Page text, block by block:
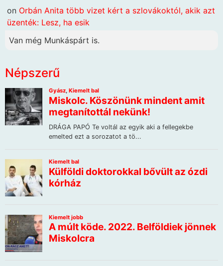
on Orbán Anita több vizet kért a szlovákoktól, akik azt
üzenték: Lesz, ha esik
Van még Munkáspárt is.
Népszerű